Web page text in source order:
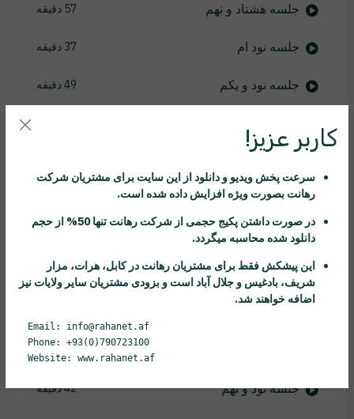
جلسه هشتاد و نهم 57 دقیقه
جلسه نود ام 37 دقیقه
جلسه نود و یکم 49 دقیقه
جلسه نود و چهارم
جلسه نود و پنجم
جلسه نود و ششم 37 دقیقه
28 دقیقه
جلسه نود و نهم 42 دقیقه
کاربر عزیز!
سرعت پخش ویدیو و دانلود از این سایت برای مشتریان شرکت
رهانت بصورت ویژه افزایش داده شده است.
در صورت داشتن پکیج حجمی از شرکت رهانت
تنها 50% از حجم
دانلود شده محاسبه میگردد.
این پیشکش فقط برای مشتریان رهانت در کابل، هرات، مزار
شریف، بادغیس و جلال آباد است و بزودی مشتریان سایر ولایات نیز
اضافه خواهند شد.
Email: info@rahanet.af
Phone: +93(0)790723100
Website: www.rahanet.af